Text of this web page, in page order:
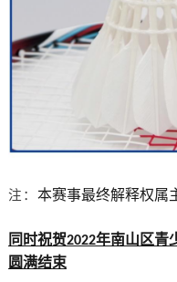
注： 本赛事最终解释权属
同时祝贺2022年南山区青
圆满结束